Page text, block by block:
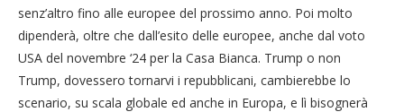
senz’altro fino alle europee del prossimo anno. Poi molto
dipenderà, oltre che dall’esito delle europee, anche dal voto
USA del novembre ‘24 per la Casa Bianca. Trump o non
Trump, dovessero tornarvi i repubblicani, cambierebbe lo
scenario, su scala globale ed anche in Europa, e lì bisognerà